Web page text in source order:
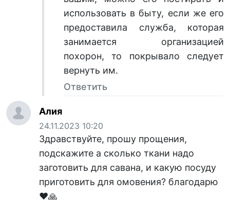
использовать в быту, если же его
предоставила служба, которая
занимается организацией
похорон, то покрывало следует
вернуть им.
Ответить
Алия
24.11.2023 10:20
Здравствуйте, прошу прощения,
подскажите а сколько ткани надо
заготовить для савана, и какую посуду
приготовить для омовения? благодарю
❤️🙏